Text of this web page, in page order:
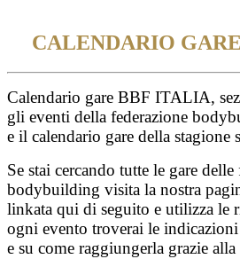
CALENDARIO
Calendario gare BBF ITALIA,
gli eventi della federazione
e il calendario gare della stagione
Se stai cercando tutte le gare
bodybuilding visita la nostra
linkata qui di seguito e utilizza le
ogni evento troverai le
e su come raggiungerla grazie